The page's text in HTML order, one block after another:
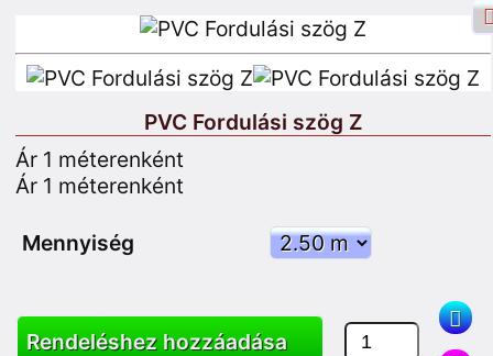
Facebook bejelentkezés
Iratkozzon fel
Keresés
PVC Fordulási szög Z
Ár 1 méterenként
Ár 1 méterenként
Mennyiség
Rendeléshez hozzáadása